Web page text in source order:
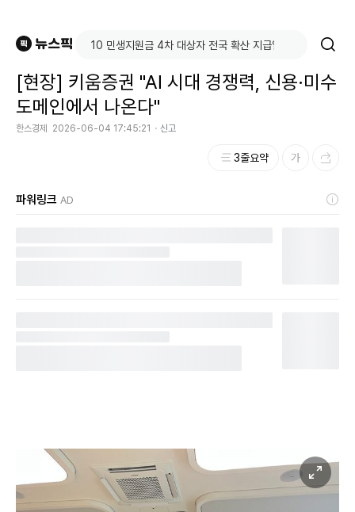
[현장] 키움증권 "AI 시대 경쟁력, 신용·미수
도메인에서 나온다"
한스경제 2026-06-04 17:45:21 신고
3줄요약
파워링크 AD